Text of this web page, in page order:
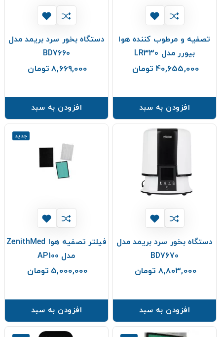
تصفیه و مرطوب کننده هوا
بیورر مدل LR330
40,655,000 تومان
افزودن به سبد
دستگاه بخور سرد بریمد مدل
BD7660
8,669,000 تومان
افزودن به سبد
دستگاه بخور سرد بریمد مدل
BD7670
8,803,000 تومان
افزودن به سبد
جدید
فیلتر تصفیه هوا ZenithMed
مدل AP100
5,000,000 تومان
افزودن به سبد